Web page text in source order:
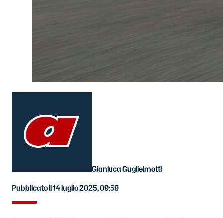
Gianluca Guglielmotti
Pubblicato il 14 luglio 2025, 09:59